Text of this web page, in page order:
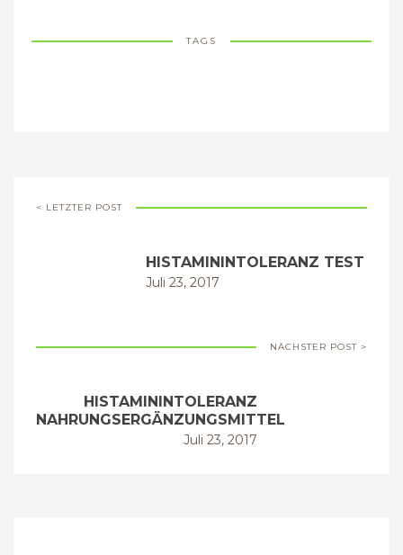
TAGS
< LETZTER POST
HISTAMININTOLERANZ TEST
Juli 23, 2017
NÄCHSTER POST >
HISTAMININTOLERANZ
NAHRUNGSERGÄNZUNGSMITTEL
Juli 23, 2017